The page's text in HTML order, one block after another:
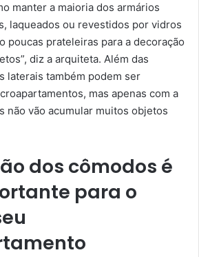
manter a maioria dos armários
laqueados ou revestidos por vidros
poucas prateleiras para a decoração
diz a arquiteta. Além das
laterais também podem ser
mas apenas com a
não vão acumular muitos objetos
dos cômodos é
para o